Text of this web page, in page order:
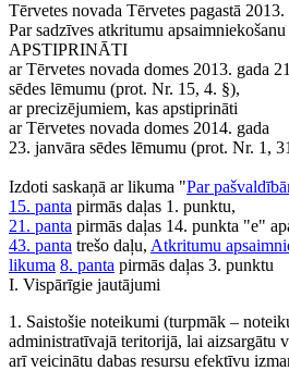
Tērvetes novada Tērvetes pagastā
Par sadzīves atkritumu
APSTIPRINĀTI
ar Tērvetes novada domes 2013. gada
sēdes lēmumu (prot. Nr. 15, 4. §),
ar precizējumiem, kas apstiprināti
ar Tērvetes novada domes 2014. gada
23. janvāra sēdes lēmumu (prot. Nr. 1,
Izdoti saskaņā ar likuma "Par
15. panta pirmās daļas 1. punktu,
21. panta pirmās daļas 14. punkta "e"
43. panta trešo daļu, Atkritumu
likuma 8. panta pirmās daļas 3. punktu
I. Vispārīgie jautājumi
1. Saistošie noteikumi (turpmāk –
administratīvajā teritorijā, lai aizsargātu
arī veicinātu dabas resursu efektīvu